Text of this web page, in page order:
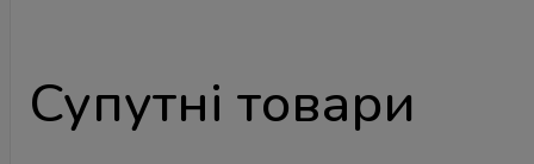
Супутні товари